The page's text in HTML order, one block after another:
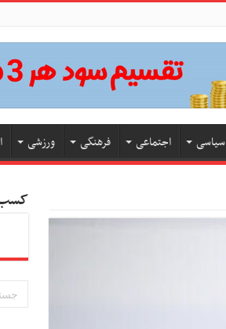
سیاسی اجتماعی فرهنگی ورزشی
کسب